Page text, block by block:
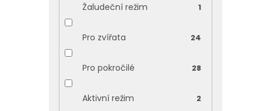
Žaludeční režim 1
Pro zvířata 24
Pro pokročilé 28
Aktivní režim 2